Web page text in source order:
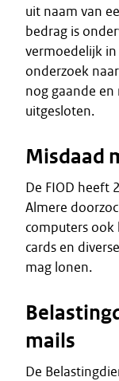
uit naam van
bedrag is
vermoedelijk in
onderzoek
nog gaande
uitgesloten.
Misdaad
De FIOD heeft
Almere
computers ook
cards en
mag lonen.
mails
De